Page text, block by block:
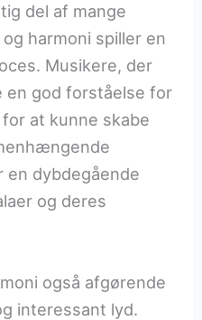
del af mange
harmoni spiller en
Musikere, der
en god forståelse for
at kunne skabe
dybdegående
og deres
også afgørende
interessant lyd.